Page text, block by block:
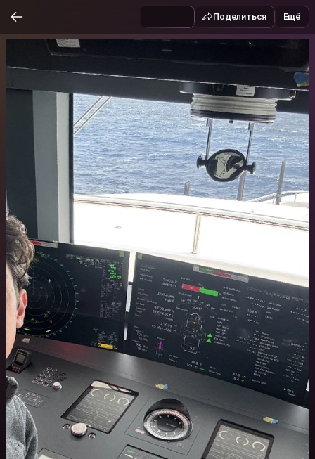
Поделиться Ещё